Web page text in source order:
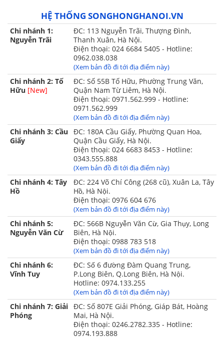
HỆ THỐNG SONGHONGHANOI.VN
Chi nhánh 1:
Nguyễn Trãi
ĐC: 113 Nguyễn Trãi, Thượng Đình,
Thanh Xuân, Hà Nội.
Điện thoại: 024 6684 5405 - Hotline:
0962.038.038
(Xem bản đồ đi tới địa điểm này)
Chi nhánh 2: Tố
Hữu [New]
ĐC: Số 55B Tố Hữu, Phường Trung Văn,
Quận Nam Từ Liêm, Hà Nội.
Điện thoại: 0971.562.999 - Hotline:
0971.562.999
(Xem bản đồ đi tới địa điểm này)
Chi nhánh 3: Cầu
Giấy
ĐC: 180A Cầu Giấy, Phường Quan Hoa,
Quận Cầu Giấy, Hà Nội.
Điện thoại: 024 6683 8453 - Hotline:
0343.555.888
(Xem bản đồ đi tới địa điểm này)
Chi nhánh 4: Tây
Hồ
ĐC: 224 Võ Chí Công (268 cũ), Xuân La, Tây
Hồ, Hà Nội.
Điện thoại: 0976 604 676
(Xem bản đồ đi tới địa điểm này)
Chi nhánh 5:
Nguyễn Văn Cừ
ĐC: 566B Nguyễn Văn Cừ, Gia Thụy, Long
Biên, Hà Nội.
Điện thoại: 0988 783 518
(Xem bản đồ đi tới địa điểm này)
Chi nhánh 6:
Vĩnh Tuy
ĐC: Số 6 đường Đàm Quang Trung,
P.Long Biên, Q.Long Biên, Hà Nội.
Hotline: 0974.133.255
(Xem bản đồ đi tới địa điểm này)
Chi nhánh 7: Giải
Phóng
ĐC: Số 807E Giải Phóng, Giáp Bát, Hoàng
Mai, Hà Nội.
Điện thoại: 0246.2782.335 - Hotline:
0974.193.888